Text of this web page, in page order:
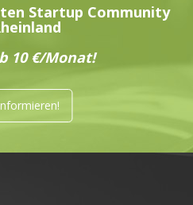
Startup Community
10 €/Monat!